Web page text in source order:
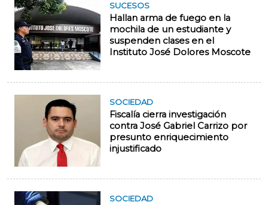
SUCESOS
Hallan arma de fuego en la
mochila de un estudiante y
suspenden clases en el
Instituto José Dolores Moscote
SOCIEDAD
Fiscalía cierra investigación
contra José Gabriel Carrizo por
presunto enriquecimiento
injustificado
SOCIEDAD